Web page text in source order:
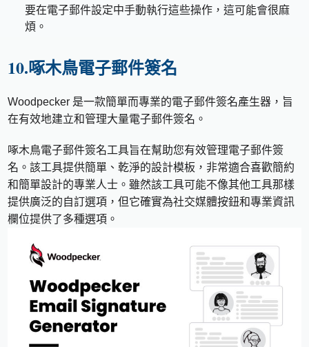
要在電子郵件設定中手動執行這些操作，這可能會很麻
煩。
10.啄木鳥電子郵件簽名
Woodpecker 是一款簡單而專業的電子郵件簽名產生器，旨
在有效地建立和管理大量電子郵件簽名。
啄木鳥電子郵件簽名工具旨在幫助您有效管理電子郵件簽
名。該工具提供簡單、乾淨的設計模板，非常適合喜歡簡約
和簡單設計的專業人士。雖然該工具可能不像其他工具那樣
提供廣泛的自訂選項，但它確實為社交媒體按鈕和專業資訊
欄位提供了多種選項。